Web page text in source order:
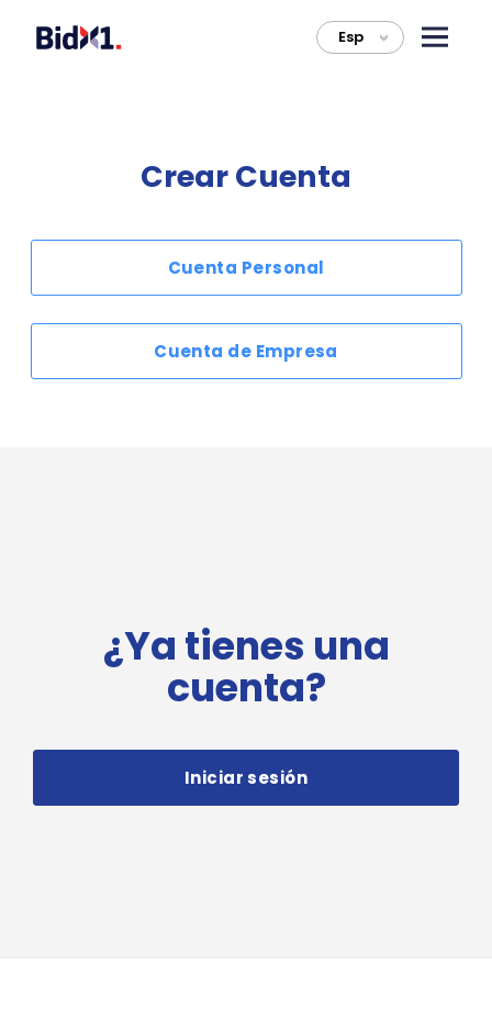
Esp >
¿Ya tienes una
cuenta?
Iniciar sesión
Crear Cuenta
Cuenta Personal
Cuenta de Empresa